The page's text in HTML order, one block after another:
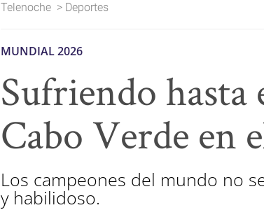
Telenoche > Deportes
MUNDIAL 2026
Sufriendo
Cabo Verde en
Los campeones del mundo no
y habilidoso.